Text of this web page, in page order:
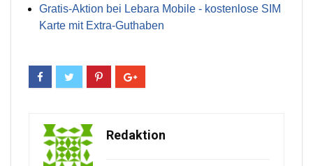
Gratis-Aktion bei Lebara Mobile - kostenlose SIM
Karte mit Extra-Guthaben
Redaktion